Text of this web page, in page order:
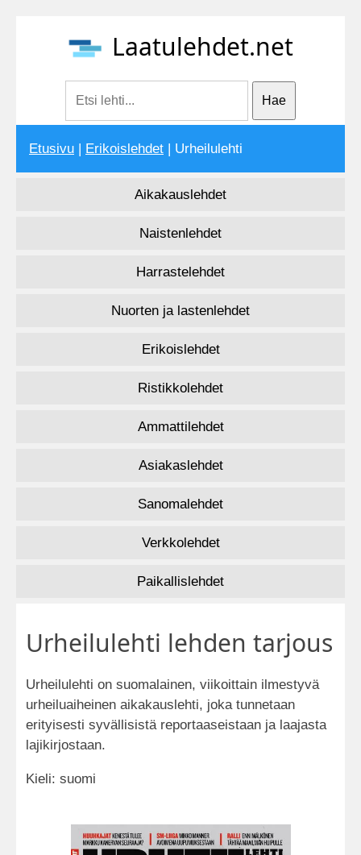
Laatulehdet.net
Etusivu Erikoislehdet | Urheilulehti
Aikakauslehdet
Naistenlehdet
Harrastelehdet
Nuorten ja lastenlehdet
Erikoislehdet
Ristikkolehdet
Ammattilehdet
Asiakaslehdet
Sanomalehdet
Verkkolehdet
Paikallislehdet
Urheilulehti lehden tarjous
Urheilulehti on suomalainen, viikoittain ilmestyvä
urheiluaiheinen aikakauslehti, joka tunnetaan
erityisesti syvällisistä reportaaseistaan ja laajasta
lajikirjostaan.
Kieli: suomi